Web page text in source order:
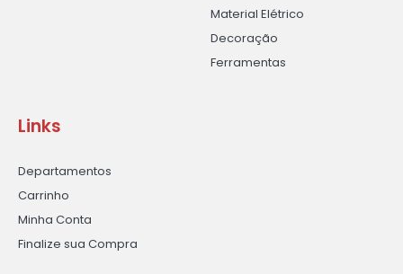
Material Elétrico
Decoração
Ferramentas
Links
Departamentos
Carrinho
Minha Conta
Finalize sua Compra